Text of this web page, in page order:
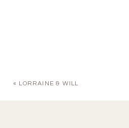
« LORRAINE & WILL